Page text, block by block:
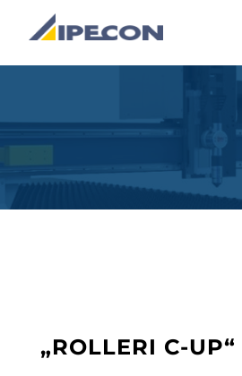
„ROLLERI C-